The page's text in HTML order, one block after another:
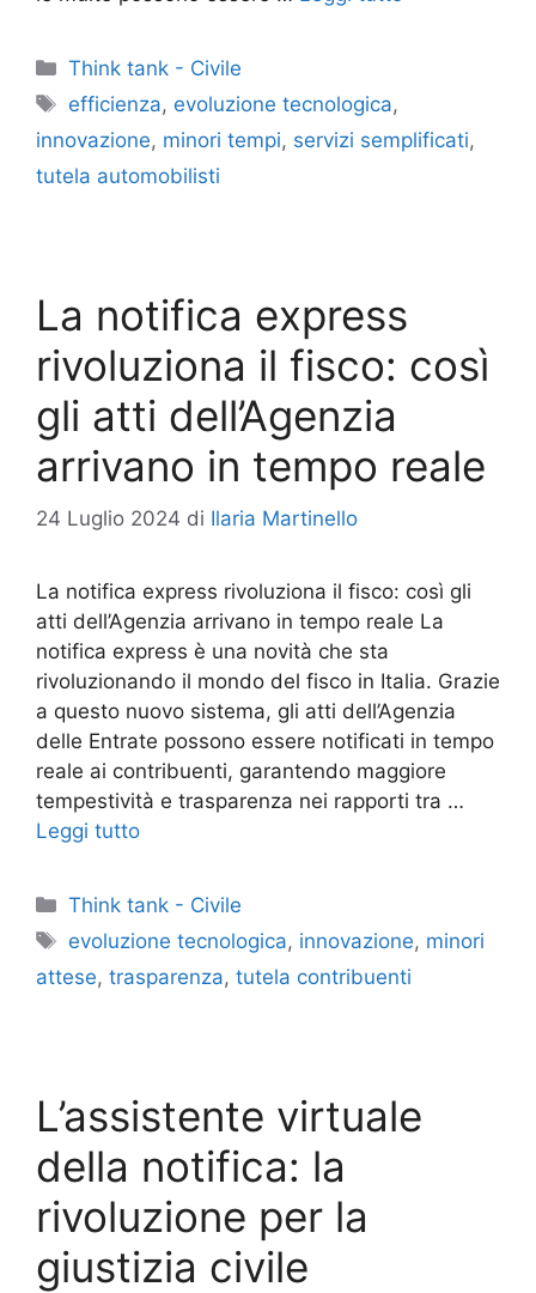
Categorie
Think tank - Civile
Tag
efficienza, evoluzione tecnologica,
innovazione, minori tempi, servizi semplificati,
tutela automobilisti
La notifica express
rivoluziona il fisco: così
gli atti dell’Agenzia
arrivano in tempo reale
24 Luglio 2024 di Ilaria Martinello
La notifica express rivoluziona il fisco: così gli
atti dell’Agenzia arrivano in tempo reale La
notifica express è una novità che sta
rivoluzionando il mondo del fisco in Italia. Grazie
a questo nuovo sistema, gli atti dell’Agenzia
delle Entrate possono essere notificati in tempo
reale ai contribuenti, garantendo maggiore
tempestività e trasparenza nei rapporti tra …
Leggi tutto
Categorie
Think tank - Civile
Tag
evoluzione tecnologica, innovazione, minori
attese, trasparenza, tutela contribuenti
L’assistente virtuale
della notifica: la
rivoluzione per la
giustizia civile